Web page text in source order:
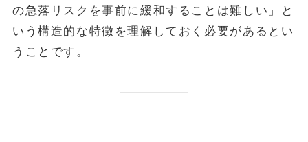
の急落リスクを事前に緩和することは難しい」と
いう構造的な特徴を理解しておく必要があるとい
うことです。